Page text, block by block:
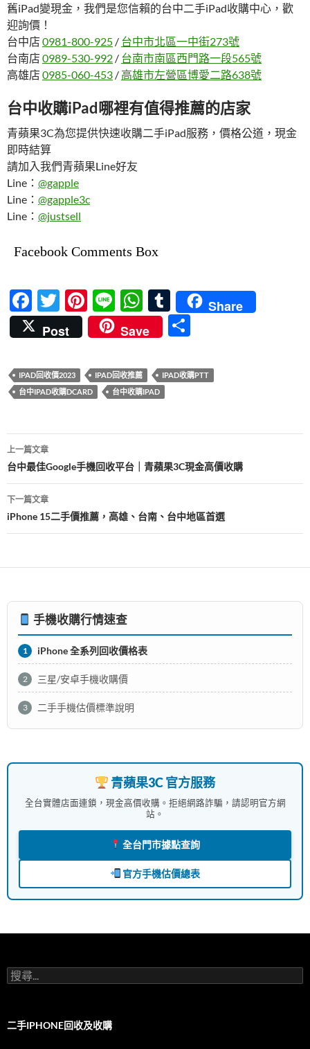
舊iPad變現金，我們是您信賴的台中二手iPad收購中心，歡
迎詢價！
台中店 0981-800-925 / 台中市北區一中街273號
台南店 0989-530-992 / 台南市南區西門路一段565號
高雄店 0985-060-453 / 高雄市左營區博愛二路638號
台中收購iPad哪裡有值得推薦的店家
青蘋果3C為您提供快速收購二手iPad服務，價格公道，現金
即時結算
請加入我們青蘋果Line好友
Line： @gapple
Line： @gapple3c
Line： @justsell
Facebook Comments Box
F
ac
e
b
o
k
T
w
itt
er
Pi
nt
er
es
t
Li
n
e
W
h
at
s
A
p
T
u
m
bl
r
Share
Post
Save
IPAD回收價2023 IPAD回收推薦
IPAD收購PTT
台中IPAD收購DCARD
台中收購IPAD
文
章
導
覽
上一篇文章
台中最佳Google手機回收平台｜青蘋果3C現金高價收購
下一篇文章
iPhone 15二手價推薦，高雄、台南、台中地區首選
手機收購行情速查
1 iPhone 全系列回收價格表
2 三星/安卓手機收購價
3 二手手機估價標準說明
青蘋果3C 官方服務
全台實體店面連鎖，現金高價收購。拒絕網路詐騙，請認明官方網
站。
全台門市據點查詢
官方手機估價總表
搜
尋
字:
二手IPHONE回收及收購